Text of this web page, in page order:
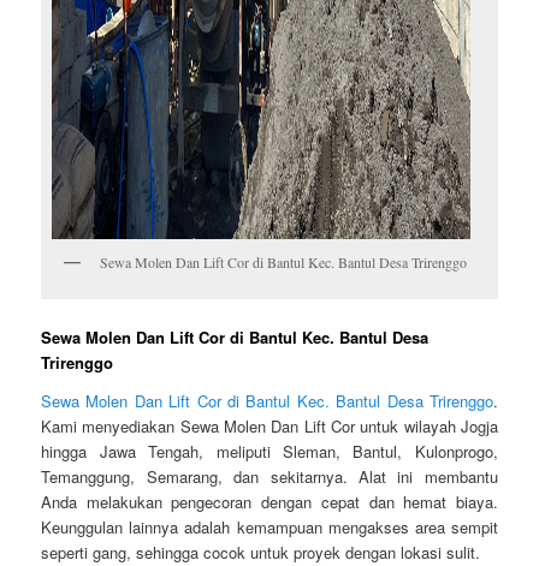
Sewa Molen Dan Lift Cor di Bantul Kec. Bantul Desa Trirenggo
Sewa Molen Dan Lift Cor di Bantul Kec. Bantul Desa
Trirenggo
Sewa Molen Dan Lift Cor di Bantul Kec. Bantul Desa Trirenggo.
Kami menyediakan Sewa Molen Dan Lift Cor untuk wilayah Jogja
hingga Jawa Tengah, meliputi Sleman, Bantul, Kulonprogo,
Temanggung, Semarang, dan sekitarnya. Alat ini membantu
Anda melakukan pengecoran dengan cepat dan hemat biaya.
Keunggulan lainnya adalah kemampuan mengakses area sempit
seperti gang, sehingga cocok untuk proyek dengan lokasi sulit.